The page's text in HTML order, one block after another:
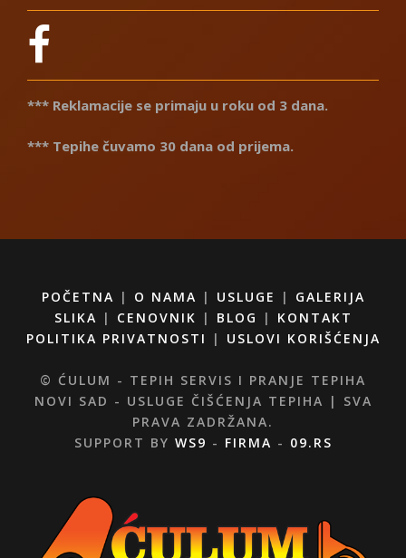
*** Reklamacije se primaju u roku od 3 dana.
*** Tepihe čuvamo 30 dana od prijema.
POČETNA | O NAMA | USLUGE | GALERIJA
SLIKA | CENOVNIK | BLOG | KONTAKT
POLITIKA PRIVATNOSTI
| USLOVI KORIŠĆENJA
© ĆULUM - TEPIH SERVIS I PRANJE TEPIHA
NOVI SAD - USLUGE ČIŠĆENJA TEPIHA | SVA
PRAVA ZADRŽANA.
SUPPORT BY WS9 - FIRMA - 09.RS